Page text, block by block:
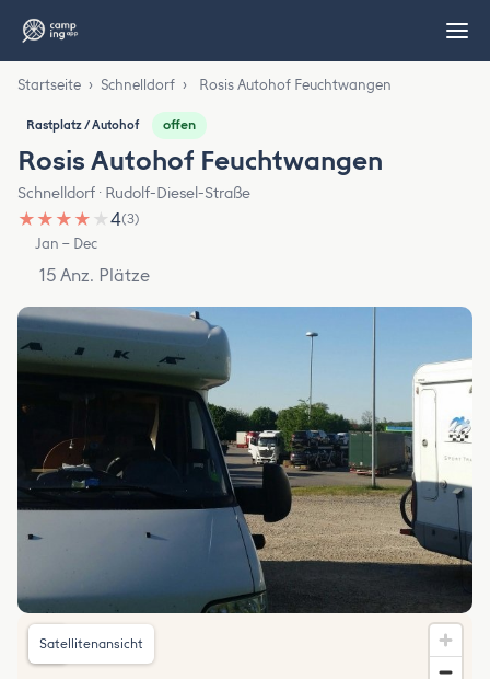
Startseite › Schnelldorf › Rosis Autohof Feuchtwangen
Rastplatz / Autohof offen
Rosis Autohof Feuchtwangen
Schnelldorf · Rudolf-Diesel-Straße
★ ★ ★ ★ ★4(3)
Jan – Dec
15 Anz. Plätze
Satellitenansicht